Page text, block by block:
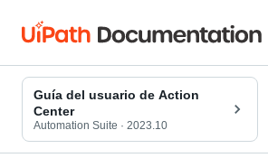
Guía del usuario de Action
Center
Automation Suite · 2023.10